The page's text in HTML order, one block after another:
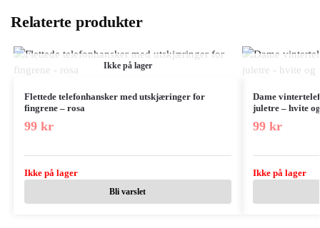
Relaterte produkter
Ikke på lager
Flettede telefonhansker med utskjæringer for
fingrene – rosa
99 kr
Ikke på lager
Bli varslet
Dame
juletre – hvite
99 kr
Ikke på lager